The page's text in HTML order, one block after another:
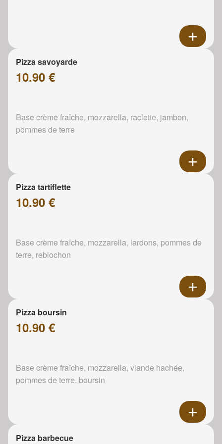
Pizza savoyarde
10.90 €
Base crème fraîche, mozzarella, raclette, jambon,
pommes de terre
Pizza tartiflette
10.90 €
Base crème fraîche, mozzarella, lardons, pommes de
terre, reblochon
Pizza boursin
10.90 €
Base crème fraîche, mozzarella, viande hachée,
pommes de terre, boursin
Pizza barbecue